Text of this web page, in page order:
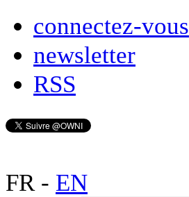
connectez-vous
newsletter
RSS
FR- EN